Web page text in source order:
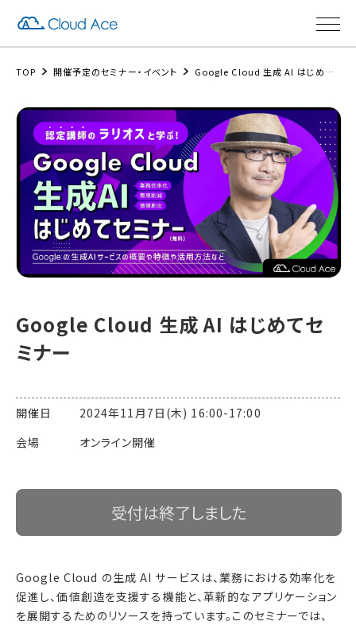
TOP 開催予定のセミナー・イベント Google Cloud 生成 AI はじめてセミナー
Google Cloud 生成 AI はじめてセ
ミナー
開催日 2024年11月7日(木) 16:00-17:00
会場 オンライン開催
受付は終了しました
Google Cloud の生成 AI サービスは、業務における効率化を
促進し、価値創造を支援する機能と、革新的なアプリケーション
を展開するためのリソースを持っています。このセミナーでは、